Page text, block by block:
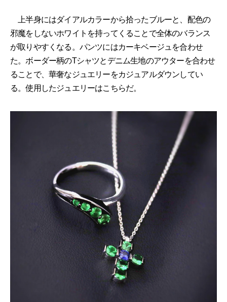
上半身にはダイアルカラーから拾ったブルーと、配色の
邪魔をしないホワイトを持ってくることで全体のバランス
が取りやすくなる。パンツにはカーキベージュを合わせ
た。ボーダー柄のTシャツとデニム生地のアウターを合わせ
ることで、華奢なジュエリーをカジュアルダウンしてい
る。使用したジュエリーはこちらだ。